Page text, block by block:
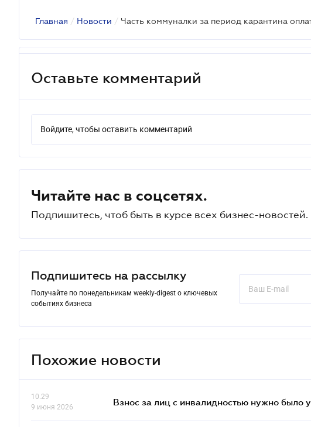
Главная / Новости / Часть коммуналки за период карантина
Оставьте комментарий
Войдите, чтобы оставить комментарий
Читайте нас в соцсетях.
Подпишитесь, чтоб быть в курсе всех бизнес-новостей.
Подпишитесь на рассылку
Получайте по понедельникам weekly-digest о ключевых
событиях бизнеса
Похожие новости
10.29
9 июня 2026
Взнос за лиц с инвалидностью нужно было